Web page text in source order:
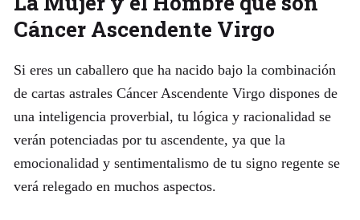
Cáncer Ascendente Virgo
Si eres un caballero que ha nacido bajo la combinación
de cartas astrales Cáncer Ascendente Virgo dispones de
una inteligencia proverbial, tu lógica y racionalidad se
verán potenciadas por tu ascendente, ya que la
emocionalidad y sentimentalismo de tu signo regente se
verá relegado en muchos aspectos.